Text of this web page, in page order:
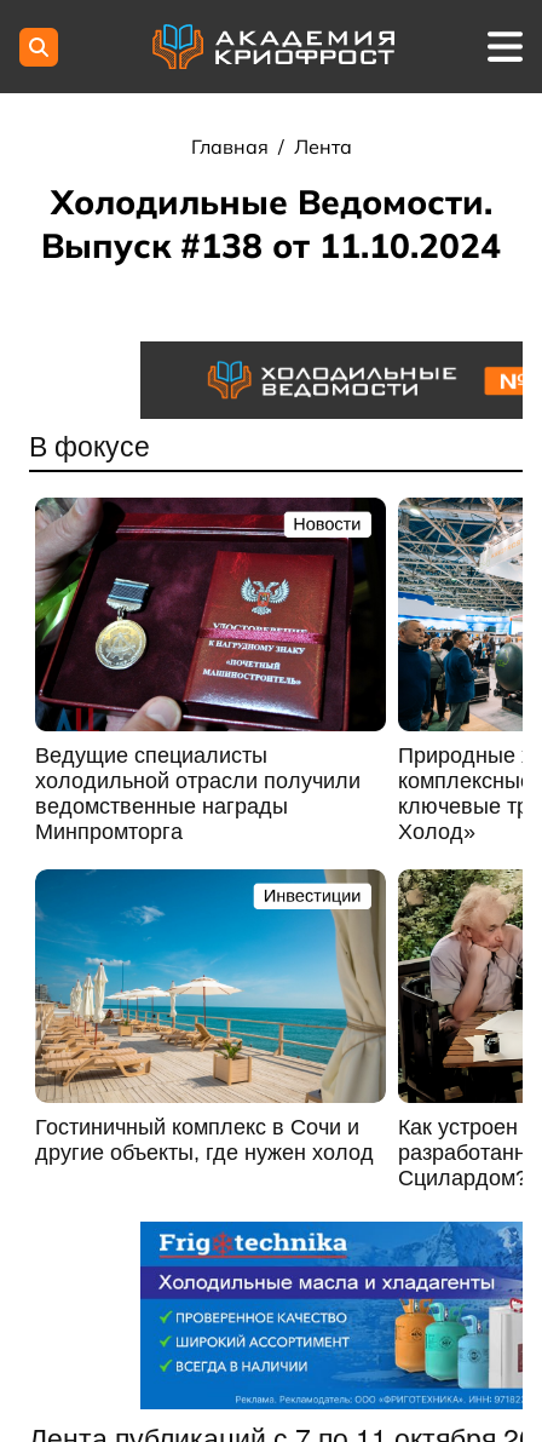
Главная / Лента
Холодильные Ведомости.
Выпуск #138 от 11.10.2024